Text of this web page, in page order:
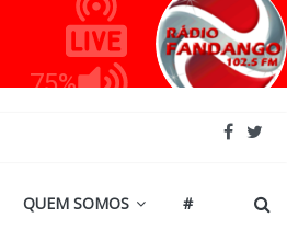
QUEM SOMOS #